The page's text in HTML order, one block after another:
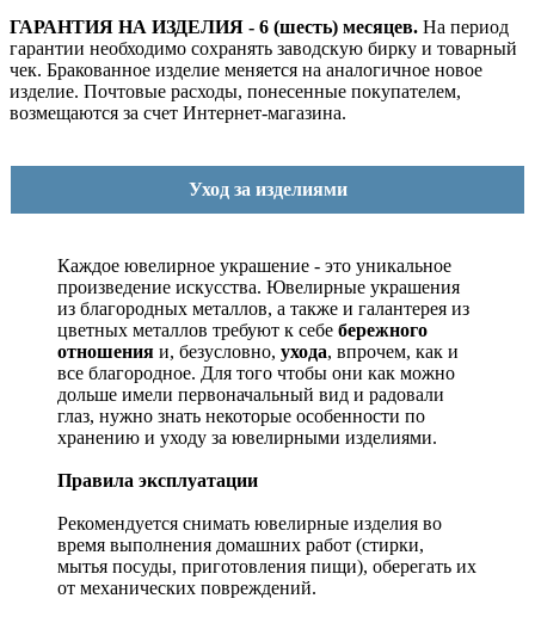
ГАРАНТИЯ НА ИЗДЕЛИЯ - 6 (шесть) месяцев. На период
гарантии необходимо сохранять заводскую бирку и товарный
чек. Бракованное изделие меняется на аналогичное новое
изделие. Почтовые расходы, понесенные покупателем,
возмещаются за счет Интернет-магазина.
Уход за изделиями
Каждое ювелирное украшение - это уникальное
произведение искусства. Ювелирные украшения
из благородных металлов, а также и галантерея из
цветных металлов требуют к себе бережного
отношения и, безусловно, ухода, впрочем, как и
все благородное. Для того чтобы они как можно
дольше имели первоначальный вид и радовали
глаз, нужно знать некоторые особенности по
хранению и уходу за ювелирными изделиями.
Правила эксплуатации
Рекомендуется снимать ювелирные изделия во
время выполнения домашних работ (стирки,
мытья посуды, приготовления пищи), оберегать их
от механических повреждений.